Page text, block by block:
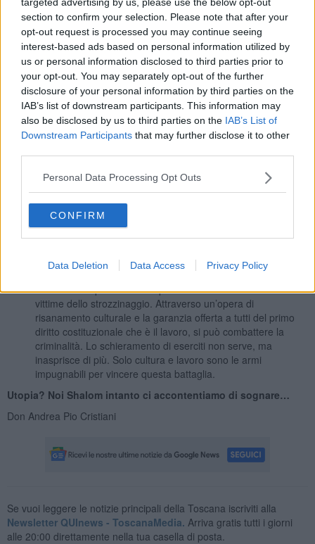
section to confirm your selection. Please note that after your
opt-out request is processed you may continue seeing
interest-based ads based on personal information utilized by
us or personal information disclosed to third parties prior to
your opt-out. You may separately opt-out of the further
disclosure of your personal information by third parties on the
IAB’s list of downstream participants. This information may
also be disclosed by us to third parties on the IAB’s List of
Downstream Participants that may further disclose it to other
Personal Data Processing Opt Outs
CONFIRM
Data Deletion Data Access Privacy Policy
investendo la società civile organizzata, come sta avvenendo
in questo periodo per i centri estivi.
3. Intensificare interagendo con le agenzie internazionali e i
governi occidentali lo sviluppo dei paesi del terzo mondo
colmando lo scandalo che ci siano paesi ricchissimi di risorse
con i loro popoli che soffrono la fame a causa del nostro
sfruttamento. Dobbiamo abbattere le cause che provocano le
migrazioni e non le persone. L’accoglienza dei migranti va
gestita bene e guardata come risorsa e possibilità di duplice
valore occupazionale. Prima di tutto investire in
cittadinanza e professionalità, favorendo l’inserimento nelle
attività carenti di manodopera i migranti formati.
4. Promuovere la legalità. La corruzione imperversa sovrana
e la piovra mafiosa estende i suoi tentacoli su tutto il territorio
nazionale, resa ancora più “letale” dal fiume di denaro liquido
con i suoi forzieri pieni di soldi, sostituisca lo stato; ne sono
prova i mafiosi condannati e ora liberi grazie al coronavirus e
i numerosi imprenditori che per salvare le aziende finiscono
vittime dello strozzinaggio. Attraverso un’opera di
risanamento culturale e la garanzia offerta a tutti del primo
diritto costituzionale che è il lavoro, si può combattere la
criminalità. Lo schieramento di eserciti non serve, ma
inasprisce di più. Solo cultura e lavoro sono le armi
impugnabili per vincere questa battaglia.
Utopia? Noi Shalom intanto ci accontentiamo di sognare…
Don Andrea Pio Cristiani
Se vuoi leggere le notizie principali della Toscana iscriviti alla
Newsletter QUInews - ToscanaMedia. Arriva gratis tutti i giorni
alle 20:00 direttamente nella tua casella di posta.